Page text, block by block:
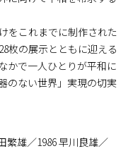
をこれまでに制作された
枚の展示とともに迎える
かで一人ひとりが平和に
のない世界」実現の切実
繁雄／1986 早川良雄／